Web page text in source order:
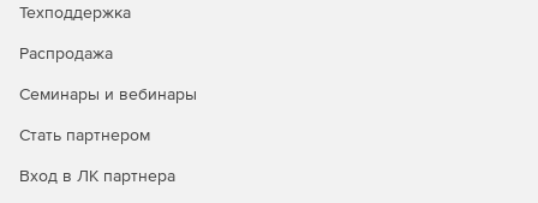
Техподдержка
Распродажа
Семинары и вебинары
Стать партнером
Вход в ЛК партнера